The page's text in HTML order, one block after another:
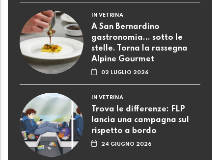
IN VETRINA
A San Bernardino
gastronomia... sotto le
stelle. Torna la rassegna
Alpine Gourmet
02 LUGLIO 2026
IN VETRINA
Trova le differenze: FLP
lancia una campagna sul
rispetto a bordo
24 GIUGNO 2026